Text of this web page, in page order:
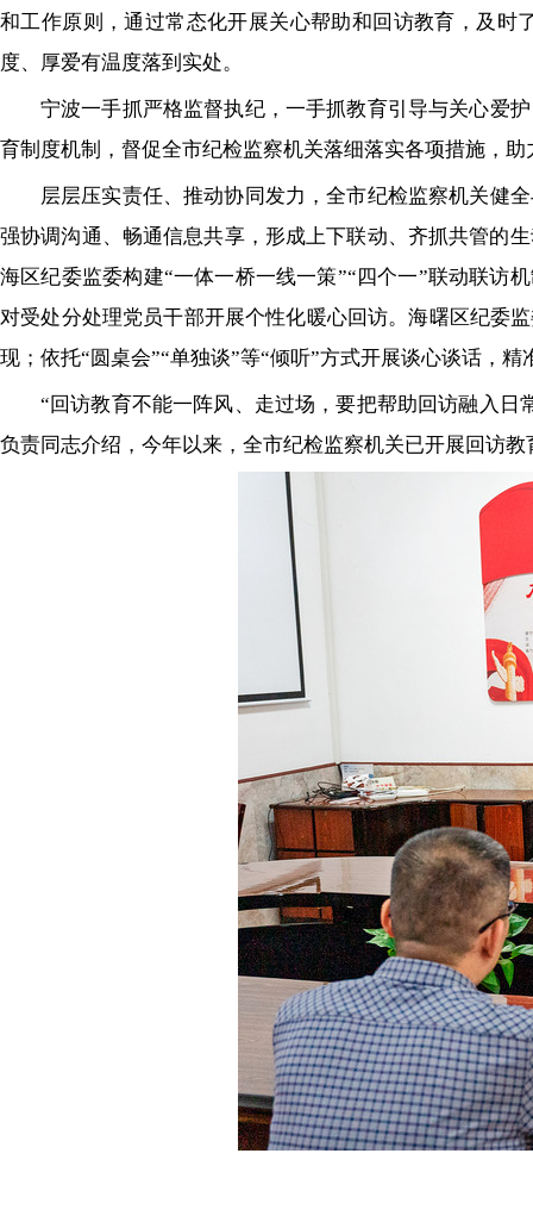
和工作原则，通过常态化开展关心帮助和回访教育，及
度、厚爱有温度落到实处。
宁波一手抓严格监督执纪，一手抓教育引导与关心爱
育制度机制，督促全市纪检监察机关落细落实各项措施，
层层压实责任、推动协同发力，全市纪检监察机关健
强协调沟通、畅通信息共享，形成上下联动、齐抓共管的
海区纪委监委构建“一体一桥一线一策”“四个一”联动联访
对受处分处理党员干部开展个性化暖心回访。海曙区纪委
现；依托“圆桌会”“单独谈”等“倾听”方式开展谈心谈话，
“回访教育不能一阵风、走过场，要把帮助回访融入
负责同志介绍，今年以来，全市纪检监察机关已开展回访教